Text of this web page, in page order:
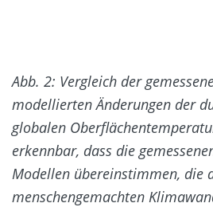
Abb. 2: Vergleich der
modellierten Änderungen der
globalen
erkennbar, dass die
Modellen übereinstimmen, die
menschengemachten